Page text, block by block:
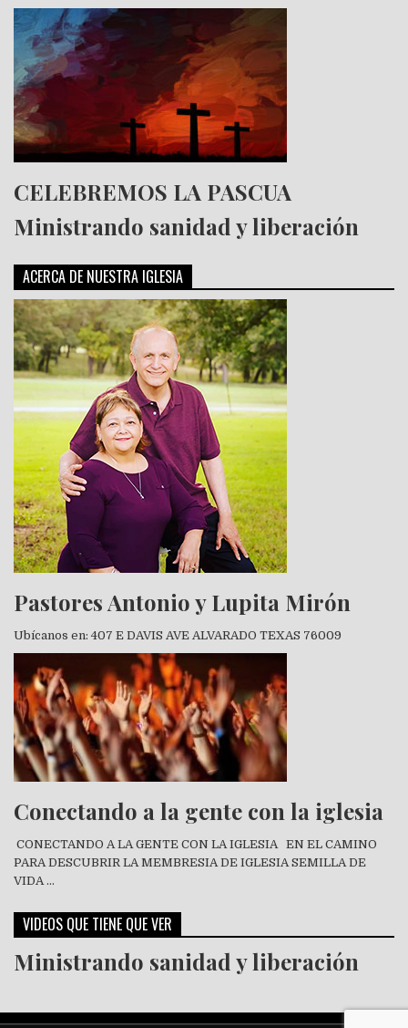
CELEBREMOS LA PASCUA
Ministrando sanidad y liberación
ACERCA DE NUESTRA IGLESIA
Pastores Antonio y Lupita Mirón
Ubícanos en: 407 E DAVIS AVE ALVARADO TEXAS 76009
Conectando a la gente con la iglesia
CONECTANDO A LA GENTE CON LA IGLESIA EN EL CAMINO
PARA DESCUBRIR LA MEMBRESIA DE IGLESIA SEMILLA DE
VIDA …
VIDEOS QUE TIENE QUE VER
Ministrando sanidad y liberación